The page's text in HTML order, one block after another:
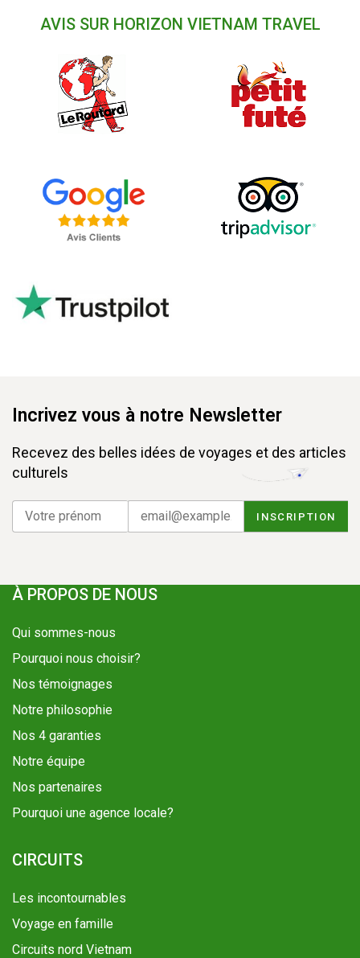
AVIS SUR HORIZON VIETNAM TRAVEL
Incrivez vous à notre Newsletter
Recevez des belles idées de voyages et des articles
culturels
À PROPOS DE NOUS
Qui sommes-nous
Pourquoi nous choisir?
Nos témoignages
Notre philosophie
Nos 4 garanties
Notre équipe
Nos partenaires
Pourquoi une agence locale?
CIRCUITS
Les incontournables
Voyage en famille
Circuits nord Vietnam